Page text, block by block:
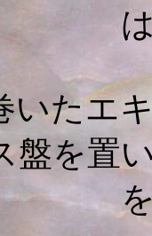
いたエ
盤を置